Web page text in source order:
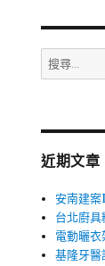
搜
尋
字:
近期文章
安南建
台北廚
電動曬
基隆牙